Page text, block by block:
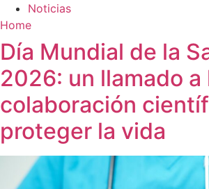
Noticias
Home
Día Mundial de la
2026: un llamado a
colaboración
proteger la vida